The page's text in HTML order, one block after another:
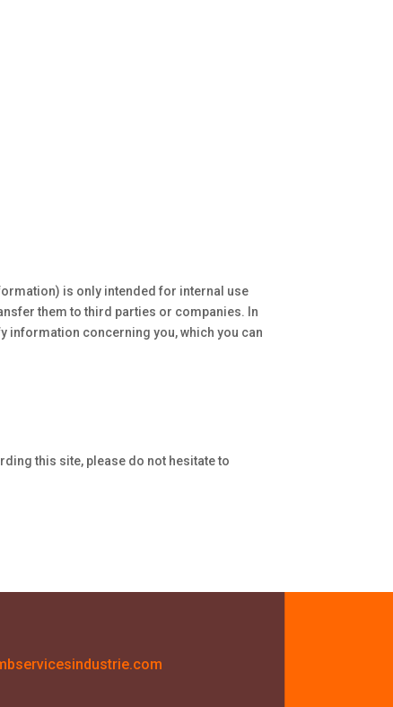
is only intended for internal use
them to third parties or companies. In
information concerning you, which you can
this site, please do not hesitate to